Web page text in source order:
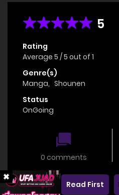
5
Rating
Average 5 /5 out of 1
Genre(s)
Manga, Shounen
Status
OnGoing
0 comments
Read First